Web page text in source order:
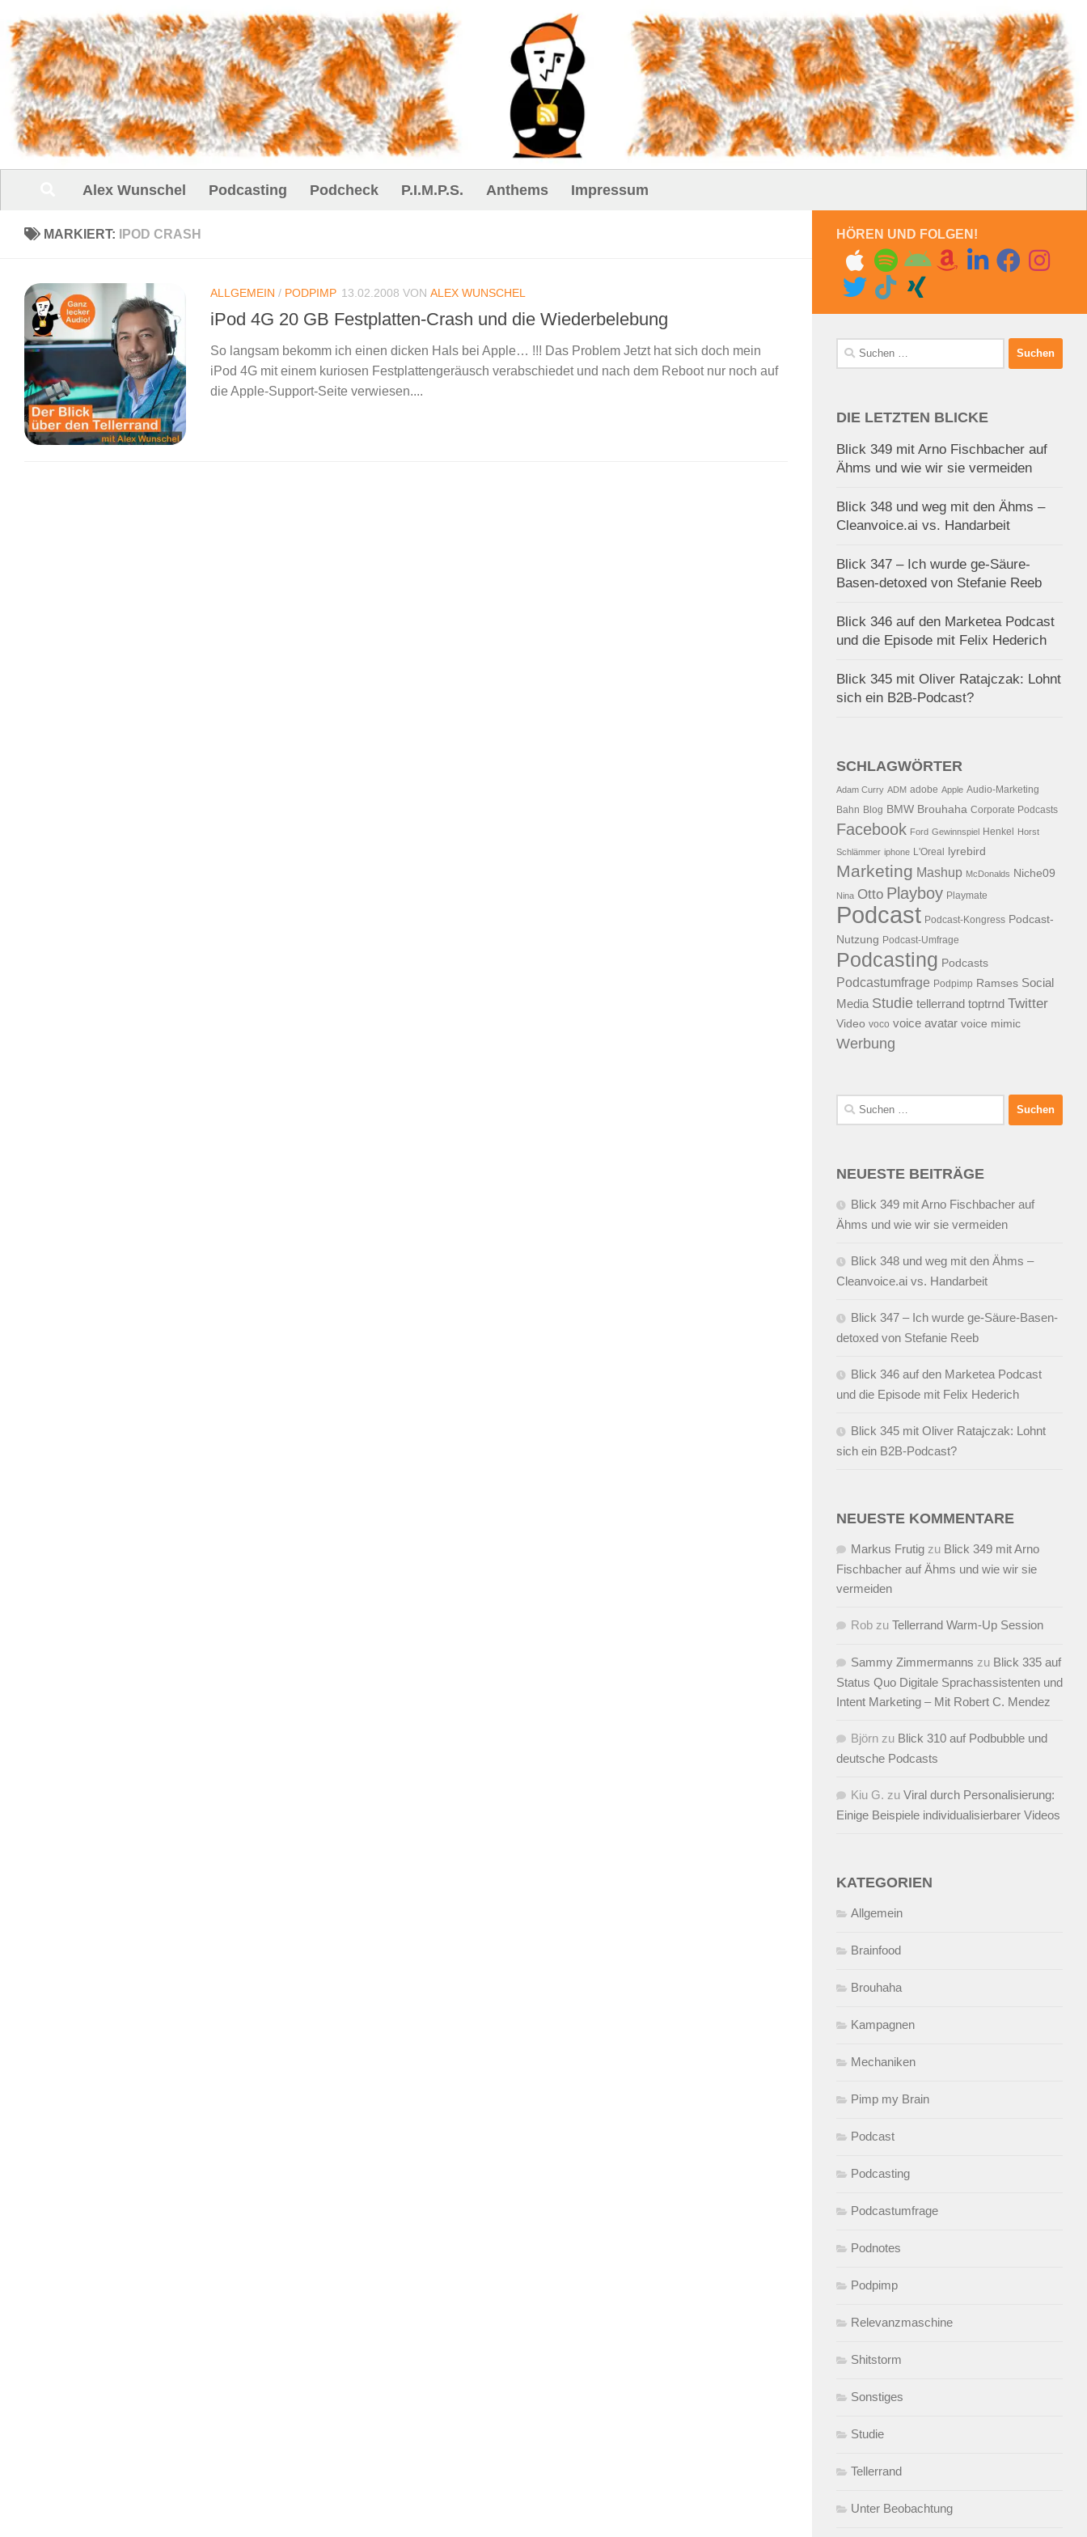
Unter dem Inhalt
Alex Wunschel Podcasting Podcheck P.I.M.P.S. Anthems Impressum
MARKIERT: IPOD CRASH
ALLGEMEIN / PODPIMP 13.02.2008 VON ALEX WUNSCHEL
iPod 4G 20 GB Festplatten-Crash und die Wiederbelebung
So langsam bekomm ich einen dicken Hals bei Apple… !!! Das Problem Jetzt hat sich doch mein
iPod 4G mit einem kuriosen Festplattengeräusch verabschiedet und nach dem Reboot nur noch auf
die Apple-Support-Seite verwiesen....
HÖREN UND FOLGEN!
Suchen
nach:
DIE LETZTEN BLICKE
Blick 349 mit Arno Fischbacher auf
Ähms und wie wir sie vermeiden
Blick 348 und weg mit den Ähms –
Cleanvoice.ai vs. Handarbeit
Blick 347 – Ich wurde ge-Säure-
Basen-detoxed von Stefanie Reeb
Blick 346 auf den Marketea Podcast
und die Episode mit Felix Hederich
Blick 345 mit Oliver Ratajczak: Lohnt
sich ein B2B-Podcast?
SCHLAGWÖRTER
Adam Curry ADM adobe Apple Audio-Marketing
Bahn Blog BMW Brouhaha Corporate Podcasts
Facebook Ford Gewinnspiel Henkel Horst
Schlämmer iphone L'Oreal lyrebird
Marketing Mashup McDonalds Niche09
Nina Otto Playboy Playmate
Podcast Podcast-Kongress Podcast-
Nutzung Podcast-Umfrage
Podcasting Podcasts
Podcastumfrage Podpimp Ramses Social
Media Studie tellerrand toptrnd Twitter
Video voco voice avatar voice mimic
Werbung
Suchen
nach:
NEUESTE BEITRÄGE
Blick 349 mit Arno Fischbacher auf
Ähms und wie wir sie vermeiden
Blick 348 und weg mit den Ähms –
Cleanvoice.ai vs. Handarbeit
Blick 347 – Ich wurde ge-Säure-Basen-
detoxed von Stefanie Reeb
Blick 346 auf den Marketea Podcast
und die Episode mit Felix Hederich
Blick 345 mit Oliver Ratajczak: Lohnt
sich ein B2B-Podcast?
NEUESTE KOMMENTARE
Markus Frutig zu Blick 349 mit Arno
Fischbacher auf Ähms und wie wir sie
vermeiden
Rob zu Tellerrand Warm-Up Session
Sammy Zimmermanns zu Blick 335 auf
Status Quo Digitale Sprachassistenten und
Intent Marketing – Mit Robert C. Mendez
Björn zu Blick 310 auf Podbubble und
deutsche Podcasts
Kiu G. zu Viral durch Personalisierung:
Einige Beispiele individualisierbarer Videos
KATEGORIEN
Allgemein
Brainfood
Brouhaha
Kampagnen
Mechaniken
Pimp my Brain
Podcast
Podcasting
Podcastumfrage
Podnotes
Podpimp
Relevanzmaschine
Shitstorm
Sonstiges
Studie
Tellerrand
Unter Beobachtung